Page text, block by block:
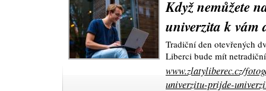
Když nemůžete
univerzita k vám
Tradiční den otevřených
Liberci bude mít
www.zlatyliberec.cz/
univerzitu-prijde-